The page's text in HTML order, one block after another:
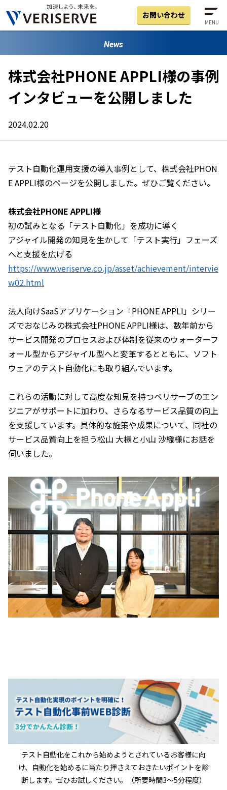
お問い合わせ
MENU
News
株式会社PHONE APPLI様の事例
インタビューを公開しました
2024.02.20
テスト自動化運用支援の導入事例として、株式会社PHON
E APPLI様のページを公開しました。ぜひご覧ください。
株式会社PHONE APPLI様
初の試みとなる「テスト自動化」を成功に導く
アジャイル開発の知見を生かして「テスト実行」フェーズ
へと支援を広げる
https://www.veriserve.co.jp/asset/achievement/intervie
w02.html
法人向けSaaSアプリケーション「PHONE APPLI」シリー
ズでおなじみの株式会社PHONE APPLI様は、数年前から
サービス開発のプロセスおよび体制を従来のウォーターフ
ォール型からアジャイル型へと変革するとともに、ソフト
ウェアのテスト自動化にも取り組んでいます。
これらの活動に対して高度な知見を持つベリサーブのエン
ジニアがサポートに加わり、さらなるサービス品質の向上
を支援しています。具体的な施策や成果について、同社の
サービス品質向上を担う松山 大様と小山 沙織様にお話を
伺いました。
テスト自動化をこれから始めようとされているお客様に向
け、自動化を始めるに当たり押さえておきたいポイントを診
断します。ぜひお試しください。（所要時間3〜5分程度）